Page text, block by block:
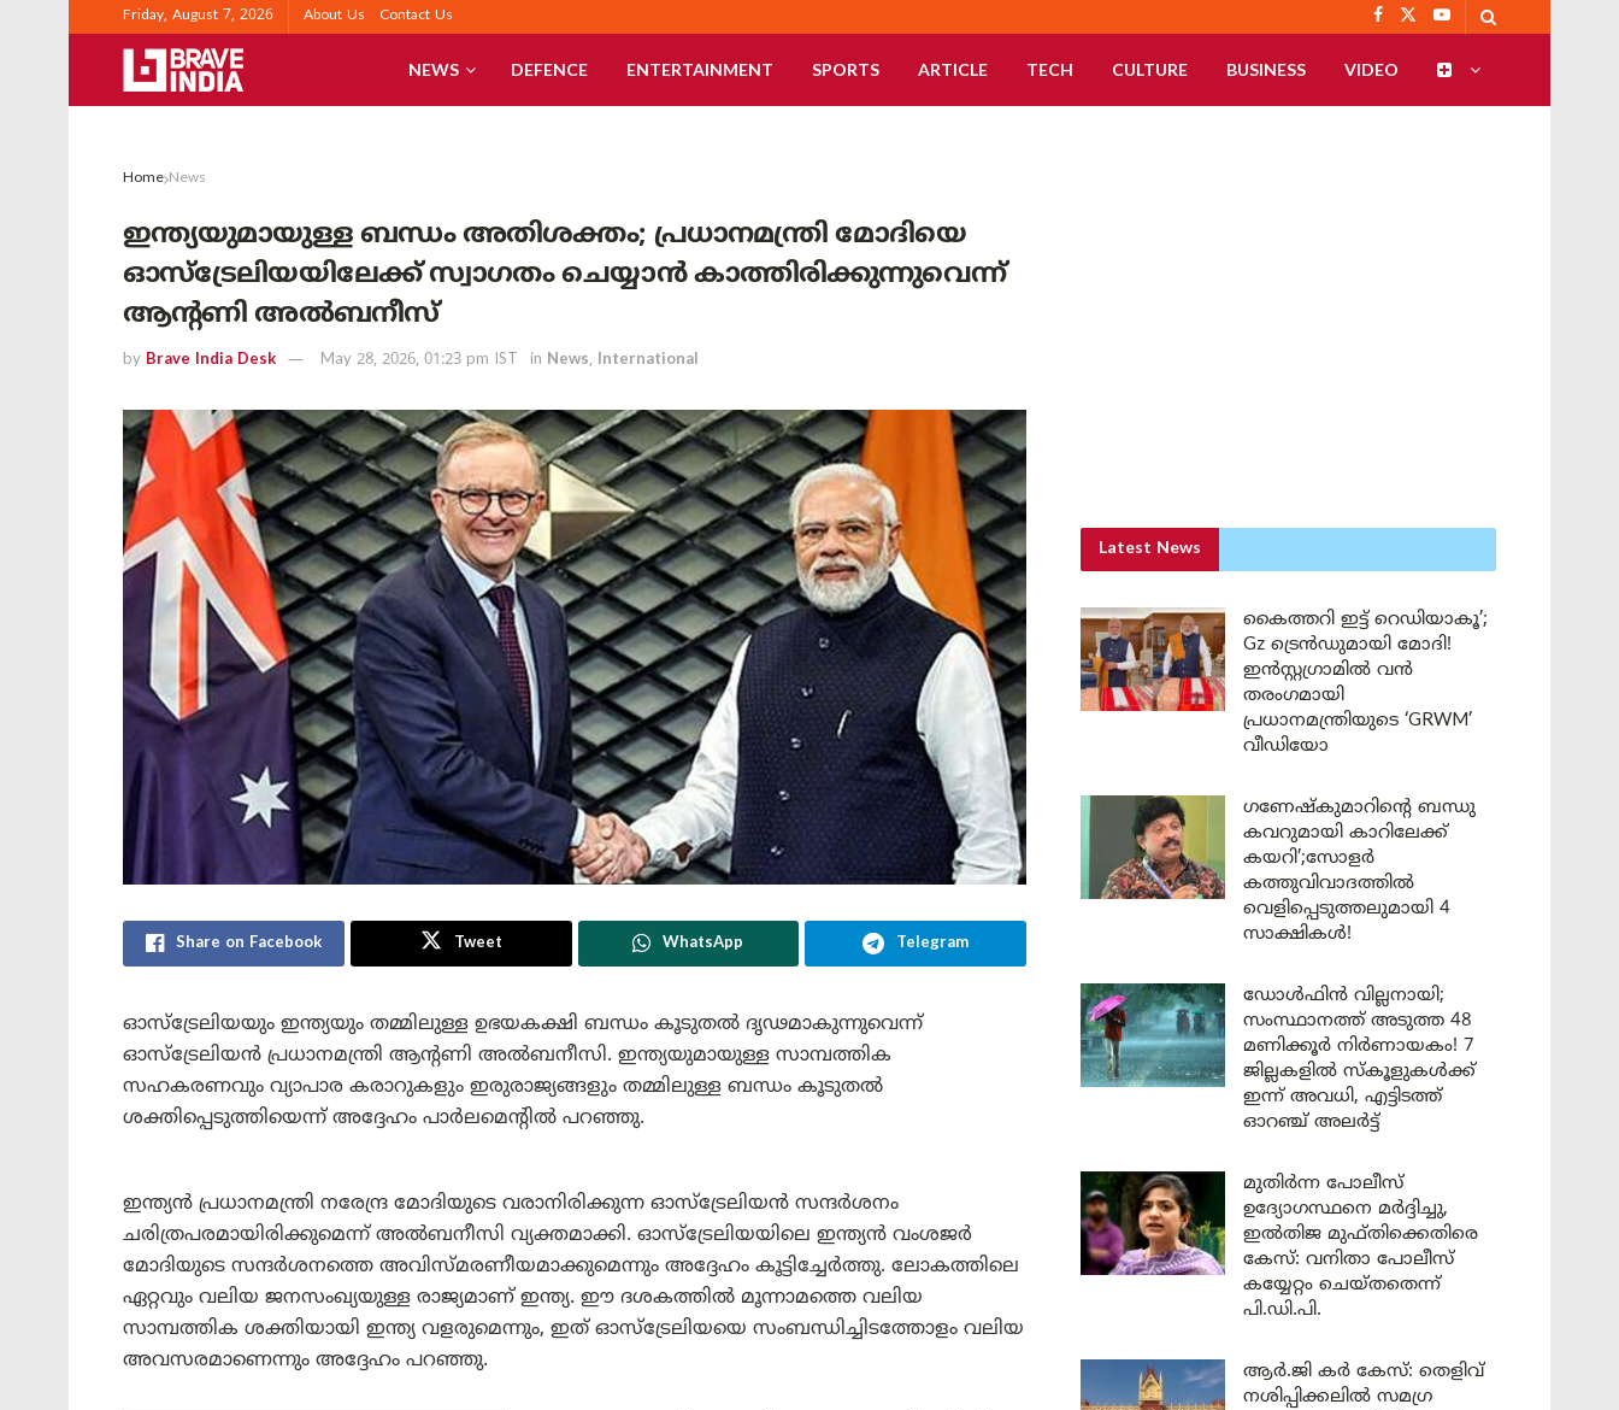
Friday, August 7, 2026 About Us Contact Us
NEWS DEFENCE ENTERTAINMENT SPORTS ARTICLE TECH CULTURE BUSINESS VIDEO
Home News
ഇന്ത്യയുമായുള്ള ബന്ധം അതിശക്തം; പ്രധാനമന്ത്രി മോദിയെ
ഓസ്ട്രേലിയയിലേക്ക് സ്വാഗതം ചെയ്യാൻ കാത്തിരിക്കുന്നുവെന്ന്
ആന്റണി അൽബനീസ്
by Brave India Desk May 28, 2026, 01:23 pm IST in News, International
Share on Facebook Tweet WhatsApp Telegram
ഓസ്ട്രേലിയയും ഇന്ത്യയും തമ്മിലുള്ള ഉഭയകക്ഷി ബന്ധം കൂടുതൽ ദൃഢമാകുന്നുവെന്ന്
ഓസ്ട്രേലിയൻ പ്രധാനമന്ത്രി ആന്റണി അൽബനീസി. ഇന്ത്യയുമായുള്ള സാമ്പത്തിക
സഹകരണവും വ്യാപാര കരാറുകളും ഇരുരാജ്യങ്ങളും തമ്മിലുള്ള ബന്ധം കൂടുതൽ
ശക്തിപ്പെടുത്തിയെന്ന് അദ്ദേഹം പാർലമെന്റിൽ പറഞ്ഞു.
ഇന്ത്യൻ പ്രധാനമന്ത്രി നരേന്ദ്ര മോദിയുടെ വരാനിരിക്കുന്ന ഓസ്ട്രേലിയൻ സന്ദർശനം
ചരിത്രപരമായിരിക്കുമെന്ന് അൽബനീസി വ്യക്തമാക്കി. ഓസ്ട്രേലിയയിലെ ഇന്ത്യൻ വംശജർ
മോദിയുടെ സന്ദർശനത്തെ അവിസ്മരണീയമാക്കുമെന്നും അദ്ദേഹം കൂട്ടിച്ചേർത്തു. ലോകത്തിലെ
ഏറ്റവും വലിയ ജനസംഖ്യയുള്ള രാജ്യമാണ് ഇന്ത്യ. ഈ ദശകത്തിൽ മൂന്നാമത്തെ വലിയ
സാമ്പത്തിക ശക്തിയായി ഇന്ത്യ വളരുമെന്നും, ഇത് ഓസ്ട്രേലിയയെ സംബന്ധിച്ചിടത്തോളം വലിയ
അവസരമാണെന്നും അദ്ദേഹം പറഞ്ഞു.
Latest News
കൈത്തറി ഇട്ട് റെഡിയാകൂ’;
Gz ട്രെൻഡുമായി മോദി!
ഇൻസ്റ്റഗ്രാമിൽ വൻ
തരംഗമായി
പ്രധാനമന്ത്രിയുടെ ‘GRWM’
വീഡിയോ
ഗണേഷ്കുമാറിന്റെ ബന്ധു
കവറുമായി കാറിലേക്ക്
കയറി’;സോളർ
കത്തുവിവാദത്തിൽ
വെളിപ്പെടുത്തലുമായി 4
സാക്ഷികൾ!
ഡോൾഫിൻ വില്ലനായി;
സംസ്ഥാനത്ത് അടുത്ത 48
മണിക്കൂർ നിർണായകം! 7
ജില്ലകളിൽ സ്കൂളുകൾക്ക്
ഇന്ന് അവധി, എട്ടിടത്ത്
ഓറഞ്ച് അലർട്ട്
മുതിർന്ന പോലീസ്
ഉദ്യോഗസ്ഥനെ മർദ്ദിച്ചു,
ഇൽതിജ മുഫ്തിക്കെതിരെ
കേസ്: വനിതാ പോലീസ്
കയ്യേറ്റം ചെയ്തതെന്ന്
പി.ഡി.പി.
ആർ.ജി കർ കേസ്: തെളിവ്
നശിപ്പിക്കലിൽ സമഗ്ര